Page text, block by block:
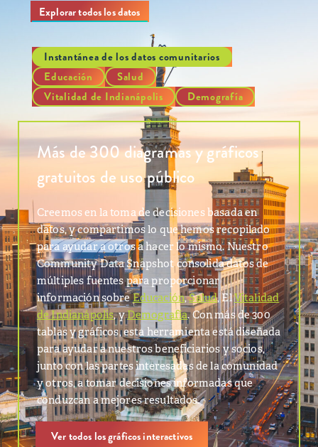
Explorar todos los datos
Instantánea de los datos comunitarios
Educación
Salud
Vitalidad de Indianápolis
Demografía
Más de 300 diagramas y gráficos
gratuitos de uso público
Creemos en la toma de decisiones basada en
datos, y compartimos lo que hemos recopilado
para ayudar a otros a hacer lo mismo. Nuestro
Community Data Snapshot consolida datos de
múltiples fuentes para proporcionar
información sobreEducación,Salud, ElVitalidad
de Indianápolis, yDemografía. Con más de 300
tablas y gráficos, esta herramienta está diseñada
para ayudar a nuestros beneficiarios y socios,
junto con las partes interesadas de la comunidad
y otros, a tomar decisiones informadas que
conduzcan a mejores resultados.
Ver todos los gráficos interactivos